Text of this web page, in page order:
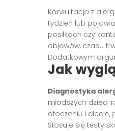
Konsultacja z
tydzień lub
posiłkach czy
objawów, czasu
Dodatkowym
Jak
Diagnostyka
młodszych dzieci
otoczeniu i diecie,
Stosuje się testy